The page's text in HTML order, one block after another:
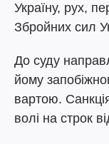
Україну, рух,
Збройних сил
До суду
йому
вартою.
волі на строк